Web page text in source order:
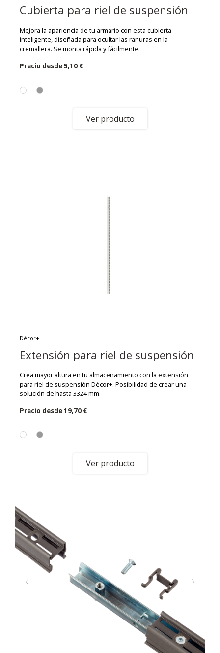
Cubierta para riel de suspensión
Mejora la apariencia de tu armario con esta cubierta
inteligente, diseñada para ocultar las ranuras en la
cremallera. Se monta rápida y fácilmente.
Precio desde5,10 €
Ver producto
Décor+
Extensión para riel de suspensión
Crea mayor altura en tu almacenamiento con la extensión
para riel de suspensión Décor+. Posibilidad de crear una
solución de hasta 3324 mm.
Precio desde19,70 €
Ver producto